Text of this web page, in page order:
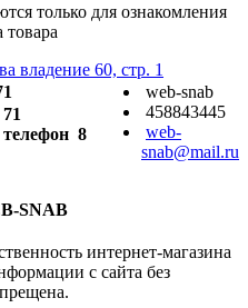
только для ознакомления
товара
владение 60, стр. 1
8
web-snab
458843445
web-
snab@mail.ru
SNAB
интернет-магазина
с сайта без